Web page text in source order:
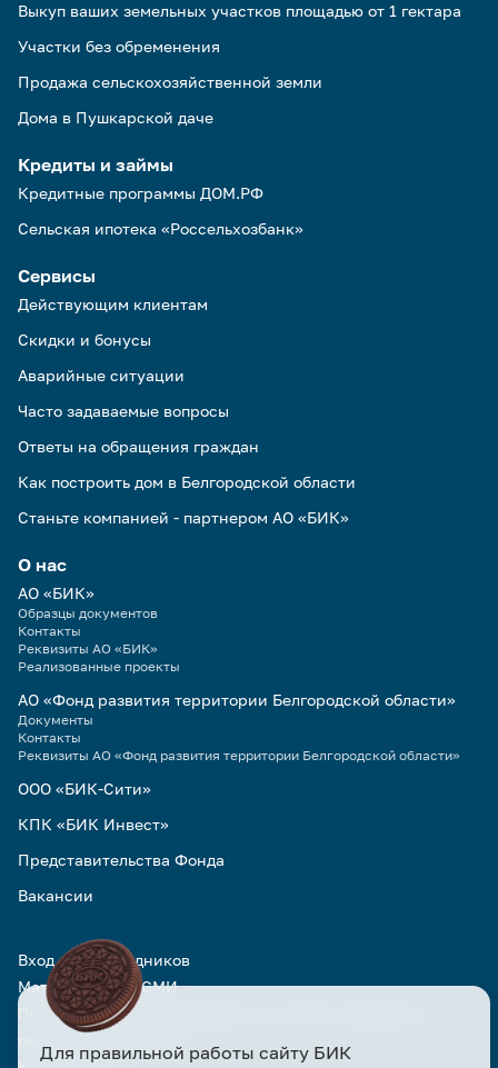
Выкуп ваших земельных участков площадью от 1 гектара
Участки без обременения
Продажа сельскохозяйственной земли
Дома в Пушкарской даче
Кредиты и займы
Кредитные программы ДОМ.РФ
Сельская ипотека «Россельхозбанк»
Сервисы
Действующим клиентам
Скидки и бонусы
Аварийные ситуации
Часто задаваемые вопросы
Ответы на обращения граждан
Как построить дом в Белгородской области
Станьте компанией - партнером АО «БИК»
О нас
АО «БИК»
Образцы документов
Контакты
Реквизиты АО «БИК»
Реализованные проекты
АО «Фонд развития территории Белгородской области»
Документы
Контакты
Реквизиты АО «Фонд развития территории Белгородской области»
ООО «БИК-Сити»
КПК «БИК Инвест»
Представительства Фонда
Вакансии
Вход для сотрудников
Материалы для СМИ
Пользовательское соглашение и политика обработки
Для правильной работы сайту БИК